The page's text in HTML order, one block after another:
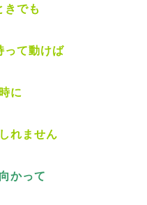
きでも
って動けば
に
れません
かって